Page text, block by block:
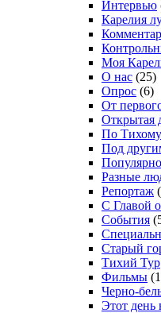
Интервью
Карелия
Моя
О нас (25)
Опрос (6)
От
Открытая
По Тихому
Под
Разные
Репортаж
С Главой
События
Старый
Тихий Тур
Фильмы
Черно-
Этот день